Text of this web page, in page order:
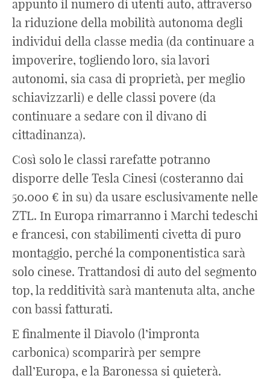
appunto il numero di utenti auto, attraverso
la riduzione della mobilità autonoma degli
individui della classe media (da continuare a
impoverire, togliendo loro, sia lavori
autonomi, sia casa di proprietà, per meglio
schiavizzarli) e delle classi povere (da
continuare a sedare con il divano di
cittadinanza).
Così solo le classi rarefatte potranno
disporre delle Tesla Cinesi (costeranno dai
50.000 € in su) da usare esclusivamente nelle
ZTL. In Europa rimarranno i Marchi tedeschi
e francesi, con stabilimenti civetta di puro
montaggio, perché la componentistica sarà
solo cinese. Trattandosi di auto del segmento
top, la redditività sarà mantenuta alta, anche
con bassi fatturati.
E finalmente il Diavolo (l’impronta
carbonica) scomparirà per sempre
dall’Europa, e la Baronessa si quieterà.